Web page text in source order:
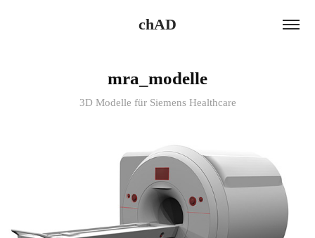
chAD
mra_modelle
3D Modelle für Siemens Healthcare